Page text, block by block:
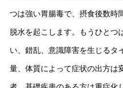
つは強い胃腸毒で、摂食後数時
脱水を起こします。もうひとつ
い、錯乱、意識障害を生じるタ
量、体質によって症状の出方は